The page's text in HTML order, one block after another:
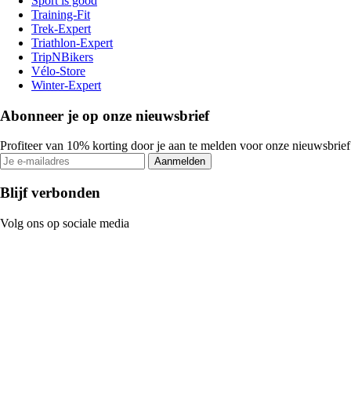
Training-Fit
Trek-Expert
Triathlon-Expert
TripNBikers
Vélo-Store
Winter-Expert
Abonneer je op onze nieuwsbrief
Profiteer van 10% korting door je aan te melden voor onze nieuwsbrief
Aanmelden
Blijf verbonden
Volg ons op sociale media